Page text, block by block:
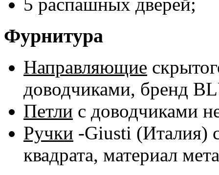
Фурнитура
Направляющие
доводчиками, бренд
Петли с доводчиками
Ручки -Giusti (Италия)
квадрата, материал